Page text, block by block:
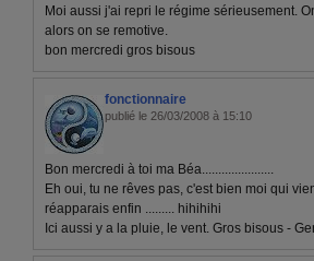
Moi aussi j'ai repri le régime sérieusement.
alors on se remotive.
bon mercredi gros bisous
fonctionnaire
publié le 26/03/2008 à 15:10
Bon mercredi à toi ma Béa......................
Eh oui, tu ne rêves pas, c'est bien moi qui
réapparais enfin ......... hihihihi
Ici aussi y a la pluie, le vent. Gros bisous -